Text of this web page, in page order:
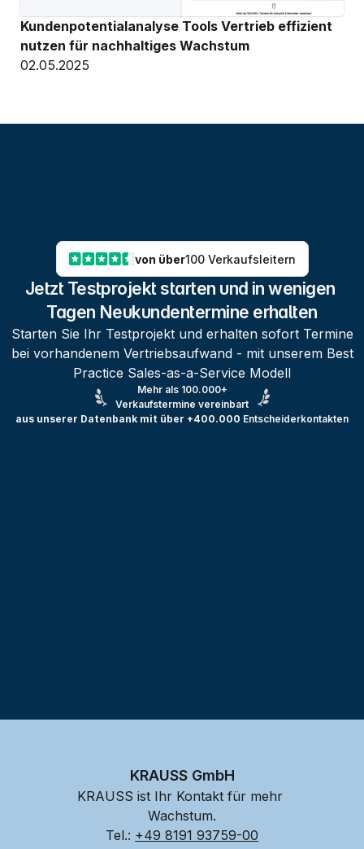
Kundenpotentialanalyse Tools Vertrieb effizient
nutzen für nachhaltiges Wachstum
02.05.2025
von über100 Verkaufsleitern
Jetzt Testprojekt starten und in wenigen
Tagen Neukundentermine erhalten
Starten Sie Ihr Testprojekt und erhalten sofort Termine
bei vorhandenem Vertriebsaufwand - mit unserem Best
Practice Sales-as-a-Service Modell
Mehr als 100.000+
Verkaufstermine vereinbart
aus unserer Datenbank mit über +400.000 Entscheiderkontakten
KRAUSS GmbH
KRAUSS ist Ihr Kontakt für mehr
Wachstum.
Tel.: +49 8191 93759-00